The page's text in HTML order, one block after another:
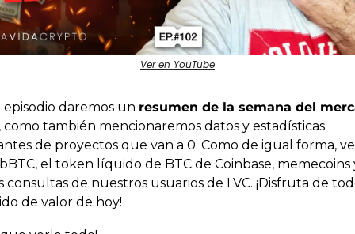
Ver en YouTube
episodio daremos un resumen de la semana del
como también mencionaremos datos y estadísticas
de proyectos que van a 0. Como de igual forma,
el token líquido de BTC de Coinbase, memecoins
consultas de nuestros usuarios de LVC. ¡Disfruta de
de valor de hoy!